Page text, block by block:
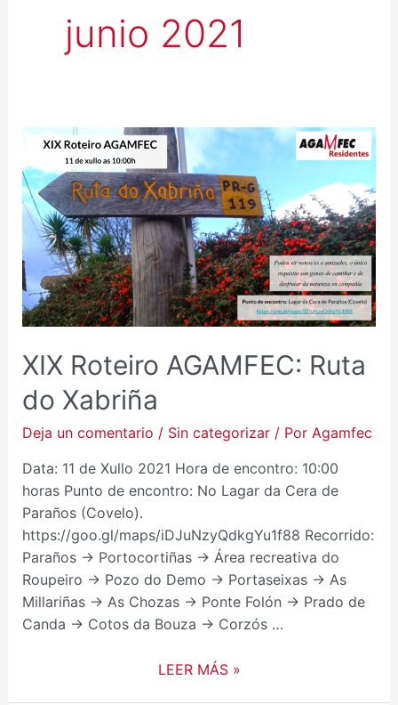
junio 2021
XIX Roteiro AGAMFEC: Ruta
do Xabriña
Deja un comentario / Sin categorizar/ Por Agamfec
Data: 11 de Xullo 2021 Hora de encontro: 10:00
horas Punto de encontro: No Lagar da Cera de
Paraños (Covelo).
https://goo.gl/maps/iDJuNzyQdkgYu1f88 Recorrido:
Paraños → Portocortiñas → Área recreativa do
Roupeiro → Pozo do Demo → Portaseixas → As
Millariñas → As Chozas → Ponte Folón → Prado de
Canda → Cotos da Bouza → Corzós …
XIX
ROTEIRO
AGAMFEC:
RUTA
DO
XABRIÑA
LEER MÁS »